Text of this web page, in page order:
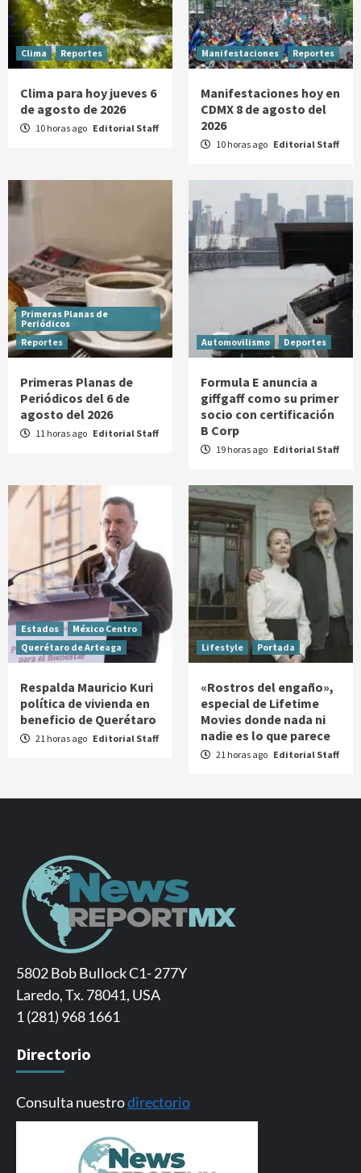
Clima Reportes
Clima para hoy jueves 6
de agosto de 2026
10 horas ago Editorial Staff
Manifestaciones Reportes
Manifestaciones hoy en
CDMX 8 de agosto del
2026
10 horas ago Editorial Staff
Primeras Planas de
Periódicos
Reportes
Primeras Planas de
Periódicos del 6 de
agosto del 2026
11 horas ago Editorial Staff
Automovilismo Deportes
Formula E anuncia a
giffgaff como su primer
socio con certificación
B Corp
19 horas ago Editorial Staff
Estados
México Centro
Querétaro de Arteaga
Respalda Mauricio Kuri
política de vivienda en
beneficio de Querétaro
21 horas ago Editorial Staff
Lifestyle Portada
«Rostros del engaño»,
especial de Lifetime
Movies donde nada ni
nadie es lo que parece
21 horas ago Editorial Staff
5802 Bob Bullock C1- 277Y
Laredo, Tx. 78041, USA
1 (281) 968 1661
Directorio
Consulta nuestrodirectorio